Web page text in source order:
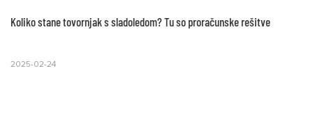
Koliko stane tovornjak s sladoledom? Tu so proračunske rešitve
2025-02-24